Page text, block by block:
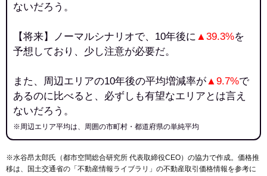
ないだろう。
【将来】ノーマルシナリオで、10年後に ▲39.3%を
予想しており、少し注意が必要だ。
また、周辺エリアの10年後の平均増減率が▲9.7%で
あるのに比べると、必ずしも有望なエリアとは言え
ないだろう。
※周辺エリア平均は、周囲の市町村・都道府県の単純平均
※水谷昂太郎氏（都市空間総合研究所 代表取締役CEO）の協力で作成。価格推
移は、国土交通省の「 不動産情報ライブラリ 」の不動産取引価格情報を参考に